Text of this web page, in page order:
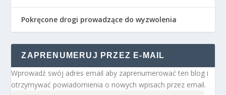
Pokręcone drogi prowadzące do wyzwolenia
ZAPRENUMERUJ PRZEZ E-MAIL
Wprowadź swój adres email aby zaprenumerować ten blog i
otrzymywać powiadomienia o nowych wpisach przez email.